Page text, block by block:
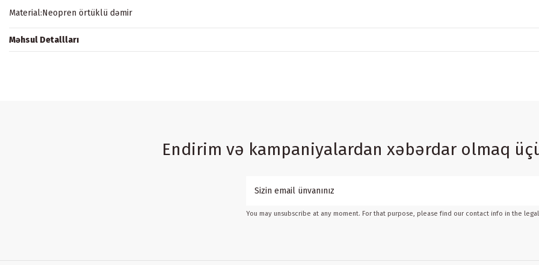
Material:Neopren örtüklü dəmir
Məhsul Detallları
Endirim və kampaniyalardan xəbərdar olmaq
You may unsubscribe at any moment. For that purpose, please find our contact info in the